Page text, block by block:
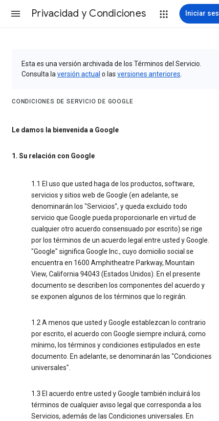
Privacidad y Condiciones Iniciar
Esta es una versión archivada de los Términos del Servicio.
Consulta la versión actual o las versiones anteriores
CONDICIONES DE SERVICIO DE GOOGLE
Le damos la bienvenida a Google
1. Su relación con Google
1.1 El uso que usted haga de los productos, software,
servicios y sitios web de Google (en adelante, se
denominarán los "Servicios", y queda excluido todo
servicio que Google pueda proporcionarle en virtud de
cualquier otro acuerdo consensuado por escrito) se rige
por los términos de un acuerdo legal entre usted y Google.
"Google" significa Google Inc., cuyo domicilio social se
encuentra en 1600 Amphitheatre Parkway, Mountain
View, California 94043 (Estados Unidos). En el presente
documento se describen los componentes del acuerdo y
se exponen algunos de los términos que lo regirán.
1.2 A menos que usted y Google establezcan lo contrario
por escrito, el acuerdo con Google siempre incluirá, como
mínimo, los términos y condiciones estipulados en este
documento. En adelante, se denominarán las "Condiciones
universales".
1.3 El acuerdo entre usted y Google también incluirá los
términos de cualquier aviso legal que corresponda a los
Servicios, además de las Condiciones universales. En